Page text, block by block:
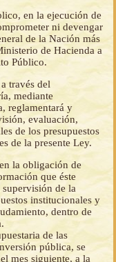
en la ejecución de
ni devengar
de la Nación más
de Hacienda a
Público.
través del
mediante
reglamentará y
evaluación,
de los presupuestos
de la presente Ley.
la obligación de
que éste
de la
institucionales y
dentro de
de las
pública, se
mes siguiente, a la